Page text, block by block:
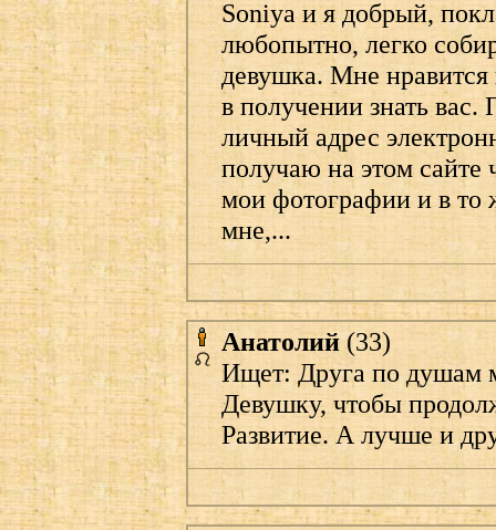
Soniya и я добрый,
любопытно, легко
девушка. Мне
в получении знать вас.
личный адрес
получаю на этом сайте
мои фотографии и в то
мне,...
Анатолий(33)
Ищет: Друга по душам
Девушку, чтобы
Развитие. А лучше и